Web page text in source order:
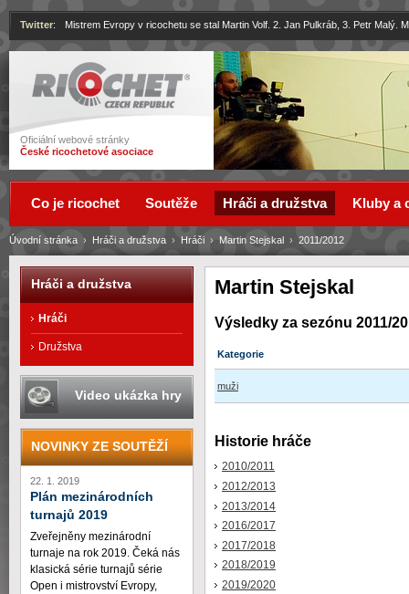
Ricochet
Oficiální webové stránky
České ricochetové asociace
Twitter: Mistrem Evropy v ricochetu se stal Martin Volf. 2. Jan Pulkráb, 3. Petr Malý.
Martin Stejskal
Výsledky za sezónu 2011/
Kategorie
muži
Historie hráče
2010/2011
2012/2013
2013/2014
2016/2017
2017/2018
2018/2019
2019/2020
Úvodní stránka › Hráči a družstva › Hráči › Martin Stejskal › 2011/2012
Co je ricochet Soutěže Hráči a družstva Kluby a
Hráči a družstva
Hráči
Družstva
Video ukázka hry
NOVINKY ZE SOUTĚŽÍ
22. 1. 2019
Plán mezinárodních
turnajů 2019
Zveřejněny mezinárodní
turnaje na rok 2019. Čeká nás
klasická série turnajů série
Open i mistrovství Evropy,